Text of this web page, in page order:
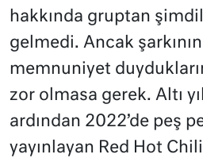
hakkında gruptan
gelmedi. Ancak
memnuniyet
zor olmasa gerek. Altı
ardından 2022’de peş
yayınlayan Red Hot